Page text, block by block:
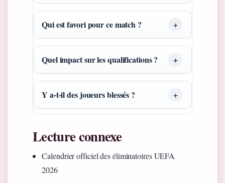
Qui est favori pour ce match ?
Quel impact sur les qualifications ?
Y a-t-il des joueurs blessés ?
Lecture connexe
Calendrier officiel des éliminatoires UEFA
2026